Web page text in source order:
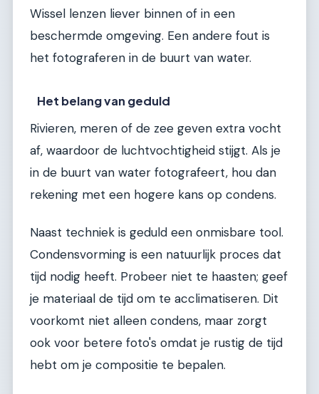
Wissel lenzen liever binnen of in een
beschermde omgeving. Een andere fout is
het fotograferen in de buurt van water.
Het belang van geduld
Rivieren, meren of de zee geven extra vocht
af, waardoor de luchtvochtigheid stijgt. Als je
in de buurt van water fotografeert, hou dan
rekening met een hogere kans op condens.
Naast techniek is geduld een onmisbare tool.
Condensvorming is een natuurlijk proces dat
tijd nodig heeft. Probeer niet te haasten; geef
je materiaal de tijd om te acclimatiseren. Dit
voorkomt niet alleen condens, maar zorgt
ook voor betere foto's omdat je rustig de tijd
hebt om je compositie te bepalen.